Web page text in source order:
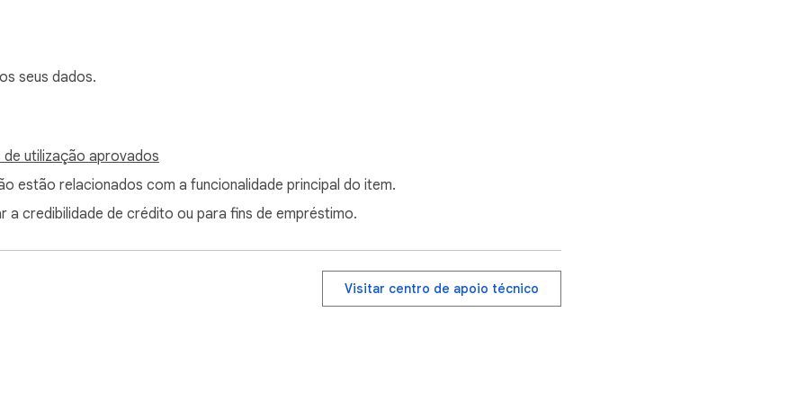
seus dados.
de utilização aprovados
estão relacionados com a funcionalidade principal do item.
credibilidade de crédito ou para fins de empréstimo.
Visitar centro de apoio técnico